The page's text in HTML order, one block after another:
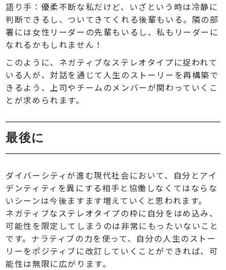
語り手：優柔不断な私だけど、いざという時は冷静に
判断できるし、ついてきてくれる後輩もいる。隣の部
署には女性リーダーの先輩もいるし、私もリーダーに
なれるかもしれません！
このように、ネガティブなステレオタイプに捉われて
いる人が、対話を通じて人生のストーリーを再構築で
きるよう、上司やチームのメンバーが関わっていくこ
とが求められます。
最後に
ダイバーシティが進む現代社会において、自分とアイ
デンティティを異にする相手と協働しなくてはならな
いシーンは今後ますます増えていくと思われます。
ネガティブなステレオタイプの枠に自分をはめ込み、
可能性を限定してしまうのは非常にもったいないこと
です。ナラティブの力を使って、自分の人生のストー
リーをポジティブに改訂していくことができれば、可
能性は無限に広がります。